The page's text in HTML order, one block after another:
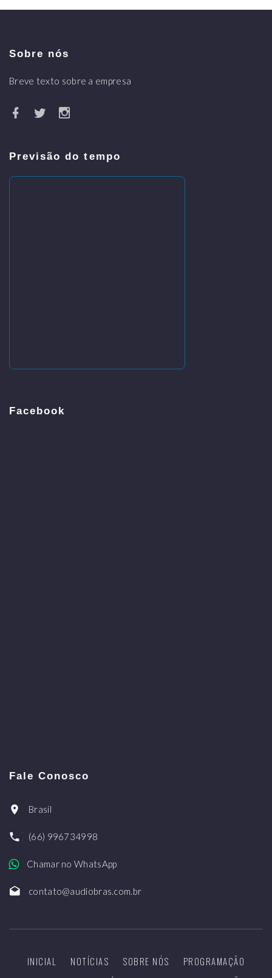
Sobre nós
Breve texto sobre a empresa
Previsão do tempo
Facebook
Fale Conosco
Brasil
(66) 996734998
Chamar no WhatsApp
contato@audiobras.com.br
INICIAL NOTÍCIAS SOBRE NÓS
PROGRAMAÇÃO